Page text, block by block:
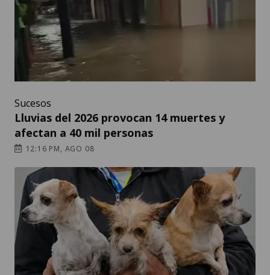
Sucesos
Lluvias del 2026 provocan 14 muertes y
afectan a 40 mil personas
12:16 PM, AGO 08